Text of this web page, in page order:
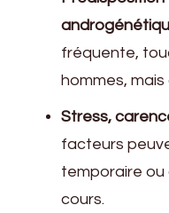
fréquente,
hommes,
Stress,
facteurs
temporaire ou
cours.